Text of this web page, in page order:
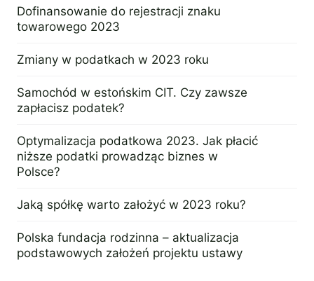
Dofinansowanie do rejestracji znaku
towarowego 2023
Zmiany w podatkach w 2023 roku
Samochód w estońskim CIT. Czy zawsze
zapłacisz podatek?
Optymalizacja podatkowa 2023. Jak płacić
niższe podatki prowadząc biznes w
Polsce?
Jaką spółkę warto założyć w 2023 roku?
Polska fundacja rodzinna – aktualizacja
podstawowych założeń projektu ustawy